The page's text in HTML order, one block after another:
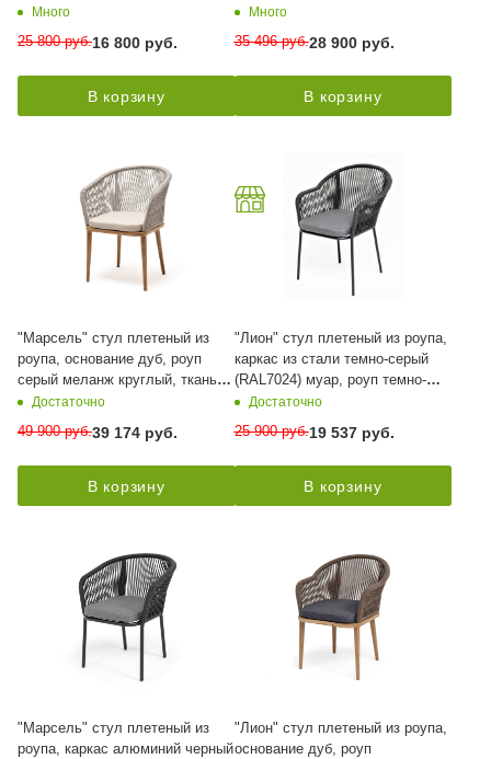
ткань бежевая 15052
Много
25 800руб.16 800 руб.
В корзину
роуп коричневый круглый, ткань
Много
35 496руб.28 900руб.
В корзину
"Марсель" стул плетеный из
роупа, основание дуб, роуп
серый меланж круглый, ткань
светло-серая
Достаточно
49 900руб.39 174 руб.
В корзину
"Лион" стул плетеный из роупа,
каркас из стали темно-серый
(RAL7024) муар, роуп темно-
серый круглый, ткань темно-
Достаточно
25 900руб.19 537руб.
В корзину
"Марсель" стул плетеный из
роупа, каркас алюминий черный
"Лион" стул плетеный из роупа,
основание дуб, роуп